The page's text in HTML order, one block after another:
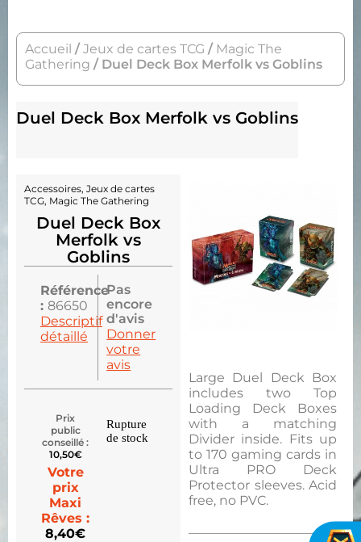
Accueil /Jeux de cartes TCG / Magic The
Gathering / Duel Deck Box Merfolk vs Goblins
Duel Deck Box Merfolk vs Goblins
Large Duel Deck Box
includes two Top
Loading Deck Boxes
with a matching
Divider inside. Fits up
to 170 gaming cards in
Ultra PRO Deck
Protector sleeves. Acid
free, no PVC.
Accessoires, Jeux de cartes
TCG, Magic The Gathering
Duel Deck Box
Merfolk vs
Goblins
Référence
: 86650
Descriptif
détaillé
Pas
encore
d'avis
Donner
votre
avis
Prix
public
conseillé :
10,50€
Votre
prix
Maxi
Rêves :
8,40€
Rupture
de stock